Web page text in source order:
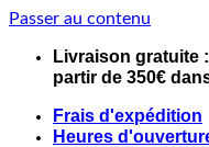
Passer au contenu
Livraison gratuite
partir de 350€
Frais d'expédition
Heures